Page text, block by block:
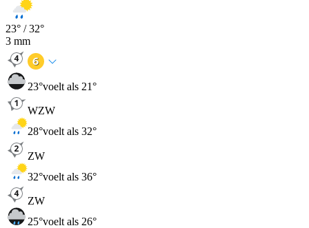
23° /32°
3 mm
23°voelt als 21°
WZW
28°voelt als 32°
ZW
32°voelt als 36°
ZW
25°voelt als 26°